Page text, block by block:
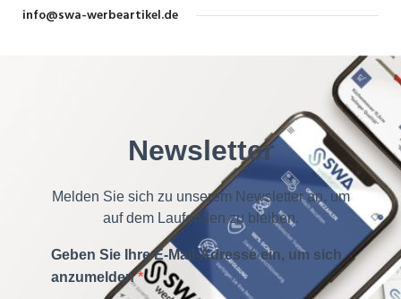
info@swa-werbeartikel.de
Newsletter
Melden Sie sich zu unserem Newsletter an, um
auf dem Laufenden zu bleiben.
Geben Sie Ihre E-Mail-Adresse ein, um sich
anzumelden